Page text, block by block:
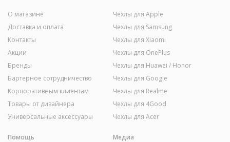
О магазине
Доставка и оплата
Контакты
Акции
Бренды
Бартерное сотрудничество
Корпоративным клиентам
Товары от дизайнера
Универсальные аксессуары
Чехлы для Apple
Чехлы для Samsung
Чехлы для Xiaomi
Чехлы для OnePlus
Чехлы для Huawei / Honor
Чехлы для Google
Чехлы для Realme
Чехлы для 4Good
Чехлы для Acer
Помощь Медиа